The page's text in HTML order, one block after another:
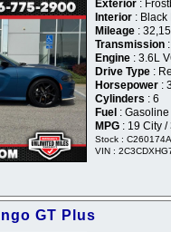
Exterior :
Interior : Black
Mileage :
Transmission
Engine : 3.6L
Drive Type :
Horsepower :
Cylinders : 6
Fuel : Gasoline
MPG : 19 City /
Stock : C260174A
VIN :
GT Plus